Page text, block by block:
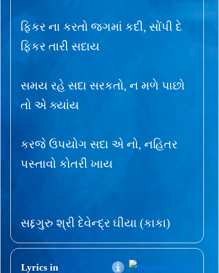
ફિકર ના કરતો જગમાં કદી, સોંપી દે
ફિકર તારી સદાય
સમય રહે સદા સરકતો, ન મળે પાછો
તો એ ક્યાંય
કરજે ઉપયોગ સદા એ નો, નહિતર
પસ્તાવો કોતરી ખાય
સદ્દગુરુ શ્રી દેવેન્દ્ર ઘીયા (કાકા)
Lyrics in